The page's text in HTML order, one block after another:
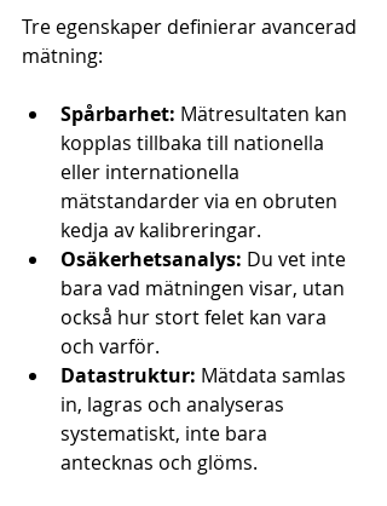
Tre egenskaper definierar avancerad
mätning:
Spårbarhet: Mätresultaten kan
kopplas tillbaka till nationella
eller internationella
mätstandarder via en obruten
kedja av kalibreringar.
Osäkerhetsanalys: Du vet inte
bara vad mätningen visar, utan
också hur stort felet kan vara
och varför.
Datastruktur: Mätdata samlas
in, lagras och analyseras
systematiskt, inte bara
antecknas och glöms.